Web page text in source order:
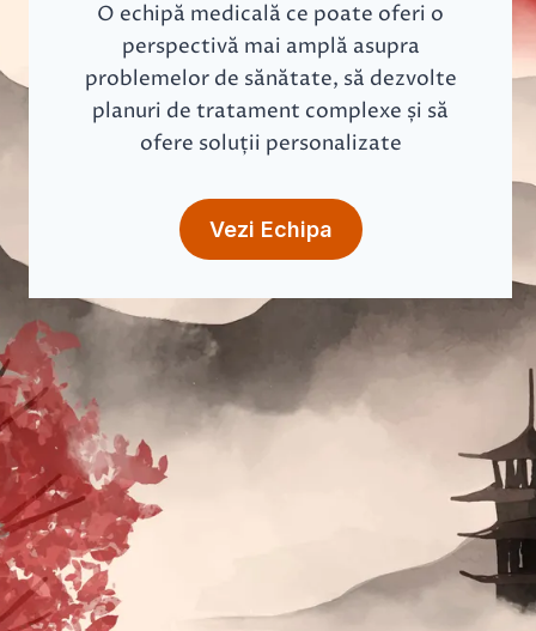
O echipă medicală ce poate oferi o
perspectivă mai amplă asupra
problemelor de sănătate, să dezvolte
planuri de tratament complexe și să
ofere soluții personalizate
Vezi Echipa